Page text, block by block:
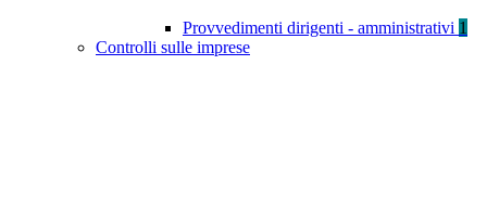
Provvedimenti dirigenti - amministrativi 1
Controlli sulle imprese